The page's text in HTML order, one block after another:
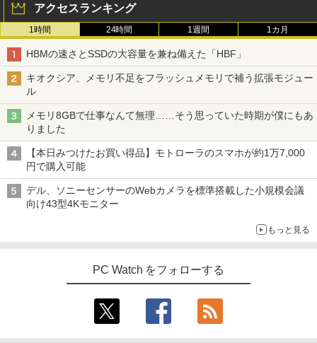
アクセスランキング
1時間 24時間 1週間 1カ月
HBMの速さとSSDの大容量を兼ね備えた「HBF」
キオクシア、メモリ不足をフラッシュメモリで補う拡張モジュー
ル
メモリ8GBで仕事なんて無理……そう思っていた時期が僕にもあ
りました
【本日みつけたお買い得品】モトローラのスマホが約1万7,000
円で購入可能
デル、ソニーセンサーのWebカメラを標準搭載した小規模会議
向け43型4Kモニター
もっと見る
PC Watch をフォローする